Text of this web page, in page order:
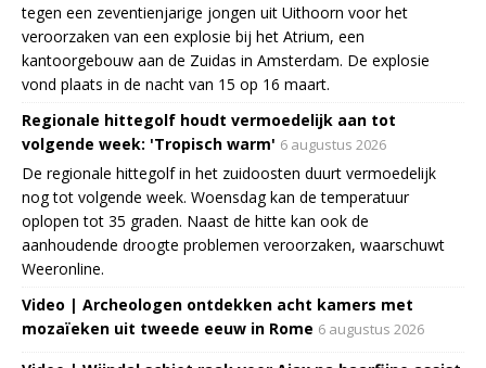
tegen een zeventienjarige jongen uit Uithoorn voor het
veroorzaken van een explosie bij het Atrium, een
kantoorgebouw aan de Zuidas in Amsterdam. De explosie
vond plaats in de nacht van 15 op 16 maart.
Regionale hittegolf houdt vermoedelijk aan tot
volgende week: 'Tropisch warm' 6 augustus 2026
De regionale hittegolf in het zuidoosten duurt vermoedelijk
nog tot volgende week. Woensdag kan de temperatuur
oplopen tot 35 graden. Naast de hitte kan ook de
aanhoudende droogte problemen veroorzaken, waarschuwt
Weeronline.
Video | Archeologen ontdekken acht kamers met
mozaïeken uit tweede eeuw in Rome 6 augustus 2026